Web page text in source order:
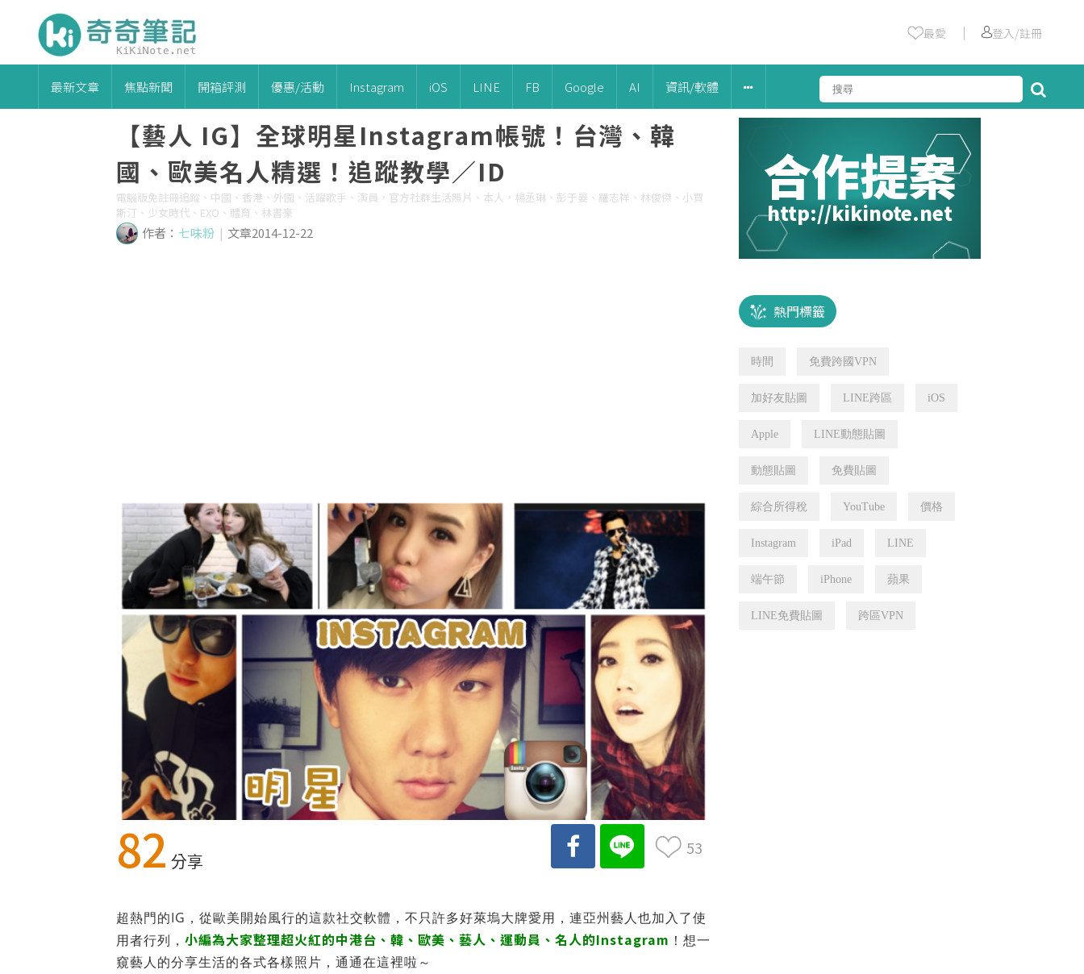
最愛 ｜ 登入/註冊
最新文章 焦點新聞 開箱評測 優惠/活動 Instagram iOS LINE FB Google AI 資訊/軟體
合作提案
http://kikinote.net
熱門標籤
時間 免費跨國VPN
加好友貼圖 LINE跨區 iOS
Apple LINE動態貼圖
動態貼圖 免費貼圖
綜合所得稅 YouTube 價格
Instagram iPad LINE
端午節 iPhone 蘋果
LINE免費貼圖 跨區VPN
【藝人 IG】全球明星Instagram帳號！台灣、韓
國、歐美名人精選！追蹤教學／ID
電腦版免註冊追蹤、中國、香港、外國、活躍歌手、演員，官方社群生活照片、本人，楊丞琳、彭于晏、羅志祥、林俊傑、小賈
斯汀、少女時代、EXO、體育、林書豪
作者： 七味粉 | 文章2014-12-22
82 分享
53
超熱門的IG，從歐美開始風行的這款社交軟體，不只許多好萊塢大牌愛用，連亞州藝人也加入了使
用者行列， 小編為大家整理超火紅的中港台、韓、歐美、藝人、運動員、名人的Instagram ！想一
窺藝人的分享生活的各式各樣照片，通通在這裡啦～